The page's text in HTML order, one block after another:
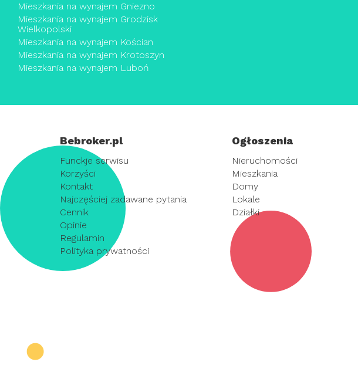
Mieszkania na wynajem Gniezno
Mieszkania na wynajem Grodzisk
Wielkopolski
Mieszkania na wynajem Kościan
Mieszkania na wynajem Krotoszyn
Mieszkania na wynajem Luboń
Bebroker.pl
Funckje serwisu
Korzyści
Kontakt
Najczęściej zadawane pytania
Cennik
Opinie
Regulamin
Polityka prywatności
Ogłoszenia
Nieruchomości
Mieszkania
Domy
Lokale
Działki